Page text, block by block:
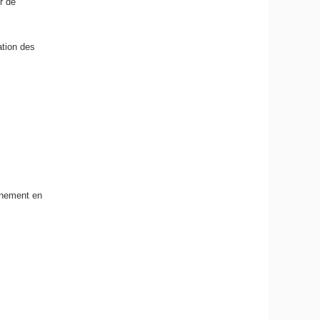
des
en